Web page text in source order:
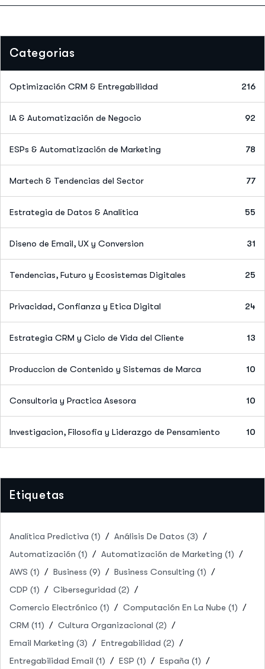
Categorias
Optimización CRM & Entregabilidad 216
IA & Automatización de Negocio 92
ESPs & Automatización de Marketing 78
Martech & Tendencias del Sector 77
Estrategia de Datos & Analítica 55
Diseno de Email, UX y Conversion 31
Tendencias, Futuro y Ecosistemas Digitales 25
Privacidad, Confianza y Etica Digital 24
Estrategia CRM y Ciclo de Vida del Cliente 13
Produccion de Contenido y Sistemas de Marca 10
Consultoria y Practica Asesora 10
Investigacion, Filosofia y Liderazgo de Pensamiento 10
Etiquetas
Analítica Predictiva (1) Análisis De Datos (3)
Automatización (1) Automatización de Marketing (1)
AWS (1) Business (9) Business Consulting (1)
CDP (1) Ciberseguridad (2)
Comercio Electrónico (1) Computación En La Nube (1)
CRM (11) Cultura Organizacional (2)
Email Marketing (3) Entregabilidad (2)
Entregabilidad Email (1) ESP (1) España (1)